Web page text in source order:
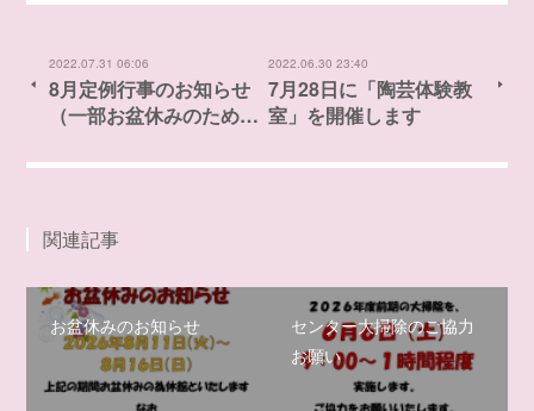
2022.07.31 06:06
8月定例行事のお知らせ
（一部お盆休みのため…
2022.06.30 23:40
7月28日に「陶芸体験教
室」を開催します
関連記事
お盆休みのお知らせ
センター大掃除のご協力
お願い